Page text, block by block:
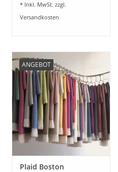
* Inkl. MwSt. zzgl.
Versandkosten
ANGEBOT
Plaid Boston